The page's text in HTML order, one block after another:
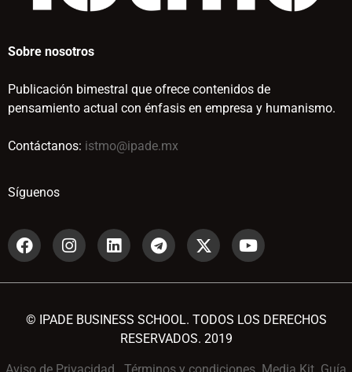
Sobre nosotros
Publicación bimestral que ofrece contenidos de
pensamiento actual con énfasis en empresa y humanismo.
Contáctanos: istmo@ipade.mx
Síguenos
© IPADE BUSINESS SCHOOL. TODOS LOS DERECHOS
RESERVADOS. 2019
Aviso de Privacidad Términos y condiciones Media Kit Guía